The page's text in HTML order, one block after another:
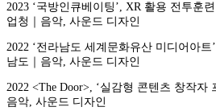
2023 ‘국방인큐베이팅’, XR 활용 전투훈
업청｜음악, 사운드 디자인
2022 ‘전라남도 세계문화유산 미디어아
남도｜음악, 사운드 디자인
2022 <The Door>, ‘실감형 콘텐츠 창작자
음악, 사운드 디자인